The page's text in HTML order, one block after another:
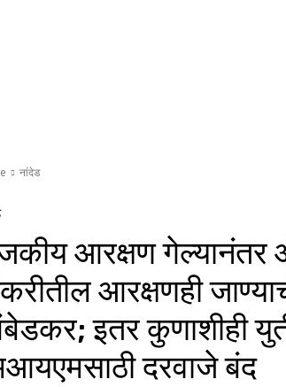
नांदेड
आरक्षण गेल्यानंतर
आरक्षणही
इतर कुणाशीही
दरवाजे बंद